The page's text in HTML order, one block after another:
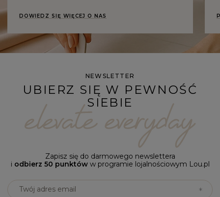
DOWIEDZ SIĘ WIĘCEJ O NAS
NEWSLETTER
UBIERZ SIĘ W PEWNOŚĆ
SIEBIE
Zapisz się do darmowego newslettera
i odbierz 50 punktóww programie lojalnościowym Lou.pl
Twój adres email